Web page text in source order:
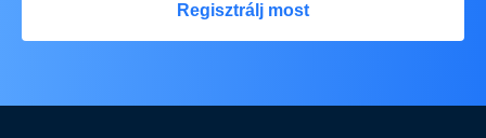
Regisztrálj most